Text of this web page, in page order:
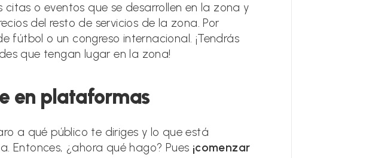
citas o eventos que se desarrollen en la zona y
del resto de servicios de la zona. Por
fútbol o un congreso internacional. ¡Tendrás
que tengan lugar en la zona!
en plataformas
a qué público te diriges y lo que está
Entonces, ¿ahora qué hago? Pues ¡comenzar